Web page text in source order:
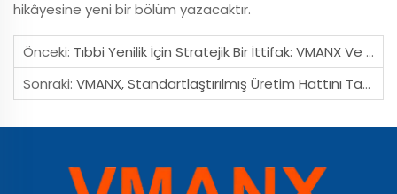
hikâyesine yeni bir bölüm yazacaktır.
Önceki: Tıbbi Yenilik İçin Stratejik Bir İttifak: VMANX Ve Mindray Bio-Medical Electronics, Uzun Vadeli Tedarikçi Ortaklığı’nı Resmen Onayladı
Sonraki: VMANX, Standartlaştırılmış Üretim Hattını Tamamladı: Esnek Sensör Elektroniği Ve Endüstriyel Değer Zinciri Gelişimi Alanında Stratejik Bir Sıçrama